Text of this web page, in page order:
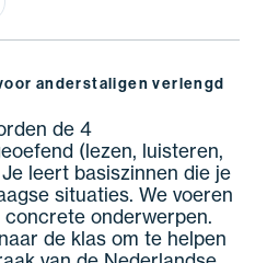
anderstaligen verlengd
de 4
(lezen, luisteren,
leert basiszinnen die je
situaties. We voeren
onderwerpen.
de klas om te helpen